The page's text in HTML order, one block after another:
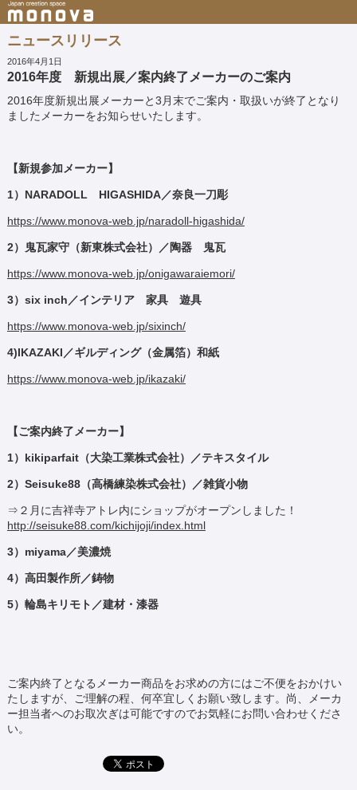
ニュースリリース
2016年4月1日
2016年度 新規出展／案内終了メーカーのご案内
2016年度新規出展メーカーと3月末でご案内・取扱いが終了となり
ましたメーカーをお知らせいたします。
【新規参加メーカー】
1）NARADOLL HIGASHIDA／奈良一刀彫
https://www.monova-web.jp/naradoll-higashida/
2）鬼瓦家守（新東株式会社）／陶器 鬼瓦
https://www.monova-web.jp/onigawaraiemori/
3）six inch／インテリア 家具 遊具
https://www.monova-web.jp/sixinch/
4)IKAZAKI／ギルディング（金属箔）和紙
https://www.monova-web.jp/ikazaki/
【ご案内終了メーカー】
1）kikiparfait（大染工業株式会社）／テキスタイル
2）Seisuke88（高橋練染株式会社）／雑貨小物
⇒２月に吉祥寺アトレ内にショップがオープンしました！
http://seisuke88.com/kichijoji/index.html
3）miyama／美濃焼
4）高田製作所／鋳物
5）輪島キリモト／建材・漆器
ご案内終了となるメーカー商品をお求めの方にはご不便をおかけい
たしますが、ご理解の程、何卒宜しくお願い致します。尚、メーカ
ー担当者へのお取次ぎは可能ですのでお気軽にお問い合わせくださ
い。